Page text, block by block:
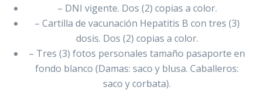
– DNI vigente. Dos (2) copias a color.
– Cartilla de vacunación Hepatitis B con tres (3)
dosis. Dos (2) copias a color.
– Tres (3) fotos personales tamaño pasaporte en
fondo blanco (Damas: saco y blusa. Caballeros:
saco y corbata).